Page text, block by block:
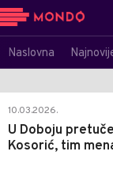
Naslovna
10.03.2026.
U Doboju
Kosorić, tim